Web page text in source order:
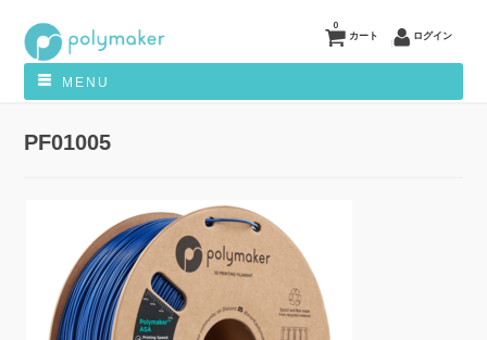
カート
0
ログイン
MENU
PF01005